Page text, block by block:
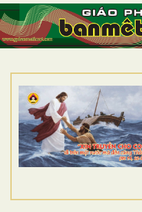
TRANG NHẤT
GIỚI THIỆU
DÒNG TU
BAN MỤC VỤ
ĐOÀN THỂ CG
ĐIỂM HÀNH HƯƠNG